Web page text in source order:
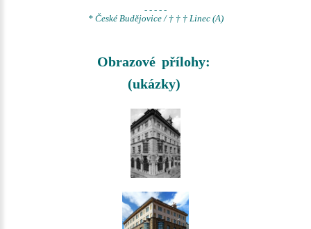
- - - - -
* České Budějovice / † † † Linec (A)
Obrazové přílohy:
(ukázky)